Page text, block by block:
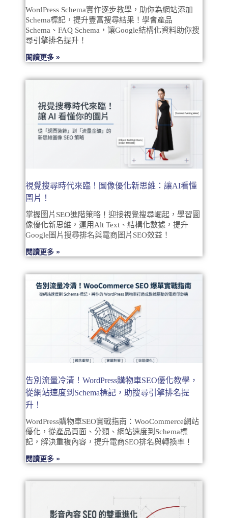
WordPress Schema實作逐步教學，助你為網站添加
Schema標記，提升豐富搜尋結果！學會產品
Schema、FAQ Schema，讓Google結構化資料助你搜
尋引擎排名提升！
閱讀更多 »
視覺搜尋時代來臨！圖像優化新思維：讓AI看懂
圖片！
掌握圖片SEO進階策略！迎接視覺搜尋崛起，學習圖
像優化新思維，運用Alt Text、結構化數據，提升
Google圖片搜尋排名與電商圖片SEO效益！
閱讀更多 »
告別流量冷清！WordPress購物車SEO優化教學，
從網站速度到Schema標記，助搜尋引擎排名提
升！
WordPress購物車SEO實戰指南：WooCommerce網站
優化，從產品頁面、分類、網站速度到Schema標
記，解決重複內容，提升電商SEO排名與轉換率！
閱讀更多 »